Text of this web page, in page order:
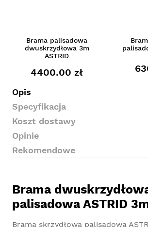
Brama palisadowa
dwuskrzydłowa 3m
ASTRID
4400.00 zł
Opis
Specyfikacja
Koszt dostawy
Opinie
Rekomendowe
Brama
palisadowa ASTRID
Brama skrzydłowa palisadowa